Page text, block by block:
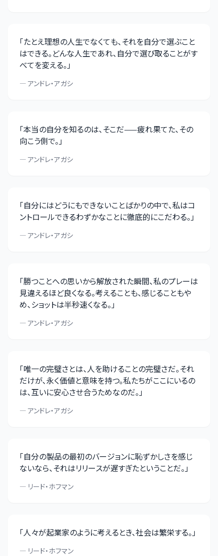
「たとえ理想の人生でなくても、それを自分で選ぶこと
はできる。どんな人生であれ、自分で選び取ることがす
べてを変える。」
— アンドレ・アガシ
「本当の自分を知るのは、そこだ——疲れ果てた、その
向こう側で。」
— アンドレ・アガシ
「自分にはどうにもできないことばかりの中で、私はコ
ントロールできるわずかなことに徹底的にこだわる。」
— アンドレ・アガシ
「勝つことへの思いから解放された瞬間、私のプレーは
見違えるほど良くなる。考えることも、感じることもや
め、ショットは半秒速くなる。」
— アンドレ・アガシ
「唯一の完璧さとは、人を助けることの完璧さだ。それ
だけが、永く価値と意味を持つ。私たちがここにいるの
は、互いに安心させ合うためなのだ。」
— アンドレ・アガシ
「自分の製品の最初のバージョンに恥ずかしさを感じ
ないなら、それはリリースが遅すぎたということだ。」
— リード・ホフマン
「人々が起業家のように考えるとき、社会は繁栄する。」
— リード・ホフマン